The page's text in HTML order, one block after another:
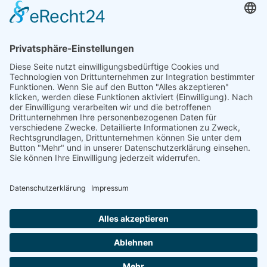
Telefon: +49 (0) 228 / 26 19 95 70
NEWSLETTER ABONNIEREN
ABONNIEREN
FOLGEN SIE UNS